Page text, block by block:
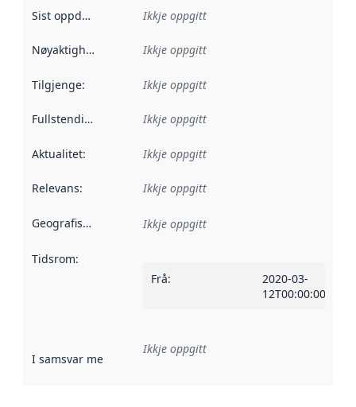
Sist oppdatert Ikkje oppgitt
Nøyaktigheit Ikkje oppgitt
Tilgjenge: Ikkje oppgitt
Fullstendigheit Ikkje oppgitt
Aktualitet: Ikkje oppgitt
Relevans: Ikkje oppgitt
Geografisk område Ikkje oppgitt
Tidsrom:
Frå:
2020-03-
12T00:00:00Z
I samsvar med Referanse til ei implementeringsregel eller
Ikkje oppgitt